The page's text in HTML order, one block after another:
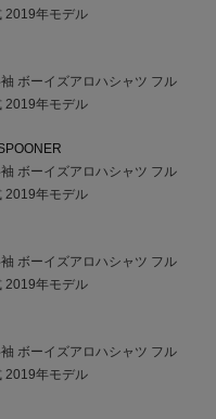
2019年モデル
ボーイズアロハシャツ フル
2019年モデル
ボーイズアロハシャツ フル
2019年モデル
ボーイズアロハシャツ フル
2019年モデル
ボーイズアロハシャツ フル
2019年モデル